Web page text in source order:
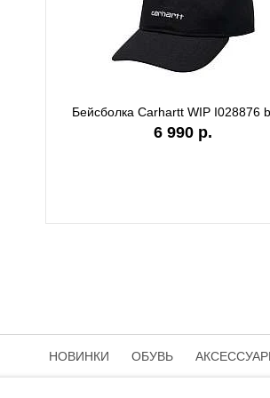
Бейсболка Carhartt WIP I028876
6 990 р.
НОВИНКИ ОБУВЬ